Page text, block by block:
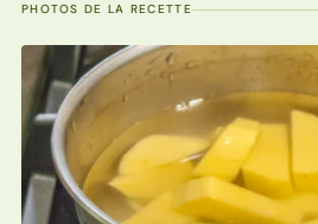
PHOTOS DE LA RECETTE